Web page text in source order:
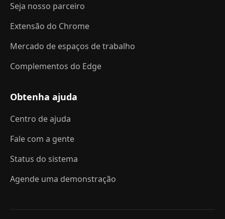
Seja nosso parceiro
Extensão do Chrome
Mercado de espaços de trabalho
Complementos do Edge
Obtenha ajuda
Centro de ajuda
Fale com a gente
Status do sistema
Agende uma demonstração